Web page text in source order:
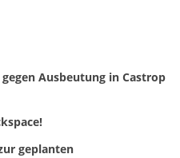
Ausbeutung in Castrop
geplanten